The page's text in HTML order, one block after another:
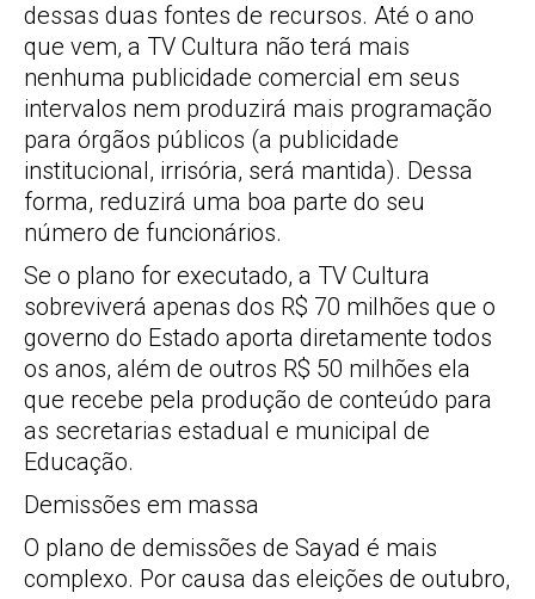
dessas duas fontes de recursos. Até o ano
que vem, a TV Cultura não terá mais
nenhuma publicidade comercial em seus
intervalos nem produzirá mais programação
para órgãos públicos (a publicidade
institucional, irrisória, será mantida). Dessa
forma, reduzirá uma boa parte do seu
número de funcionários.
Se o plano for executado, a TV Cultura
sobreviverá apenas dos R$ 70 milhões que o
governo do Estado aporta diretamente todos
os anos, além de outros R$ 50 milhões ela
que recebe pela produção de conteúdo para
as secretarias estadual e municipal de
Educação.
Demissões em massa
O plano de demissões de Sayad é mais
complexo. Por causa das eleições de outubro,